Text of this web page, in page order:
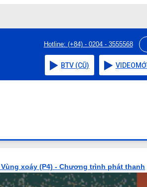
Hotline: (+84) - 0204 - 3555568
BTV (CŨ) VIDEOMỚI
xoáy (P4) - Chương trình phát thanh